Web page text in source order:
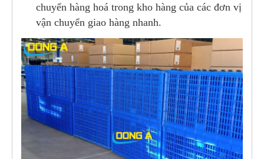
chuyển hàng hoá trong kho hàng của các đơn vị
vận chuyển giao hàng nhanh.